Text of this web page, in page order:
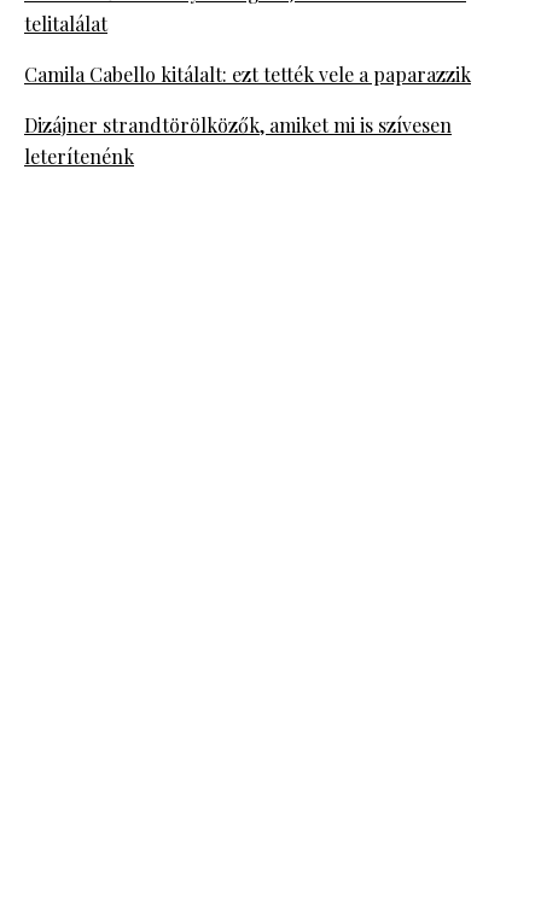
telitalálat
Camila Cabello kitálalt: ezt tették vele a paparazzik
Dizájner strandtörölközők, amiket mi is szívesen
leterítenénk